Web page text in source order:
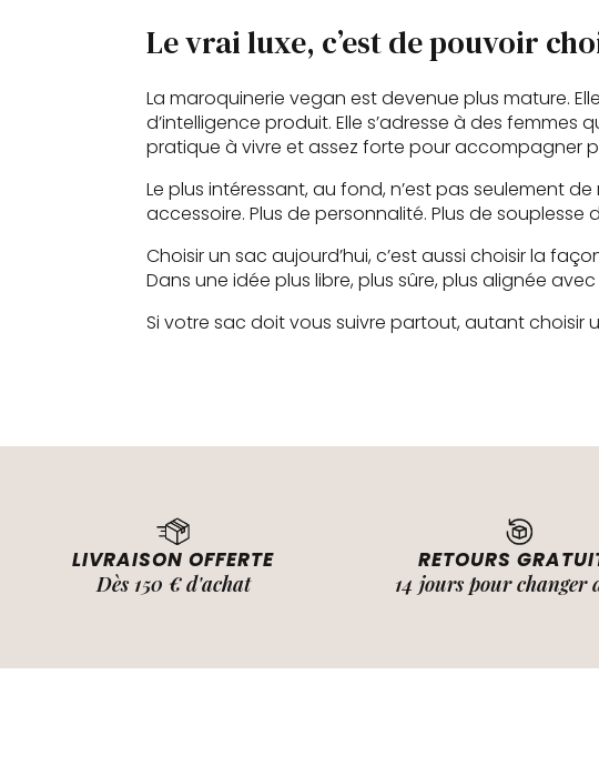
Le vrai luxe, c’est de pouvoir
La maroquinerie vegan est devenue plus mature.
d’intelligence produit. Elle s’adresse à des
pratique à vivre et assez forte pour accompagner
Le plus intéressant, au fond, n’est pas seulement
accessoire. Plus de personnalité. Plus de souplesse
Choisir un sac aujourd’hui, c’est aussi choisir la
Dans une idée plus libre, plus sûre, plus alignée avec
Si votre sac doit vous suivre partout, autant choisir
LIVRAISON OFFERTE
Dès 150 € d'achat
RETOURS
14 jours pour changer